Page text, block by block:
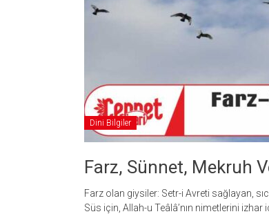
Dini Bilgiler
Farz, Sünnet, Mekruh
Farz olan giysiler: Setr-i Avreti sağlayan,
Süs için, Allah-u Teâlâ’nın nimetlerini izhar